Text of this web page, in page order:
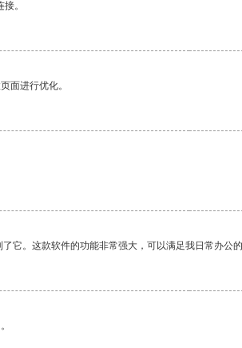
。
面进行优化。
它。这款软件的功能非常强大，可以满足我日常办公